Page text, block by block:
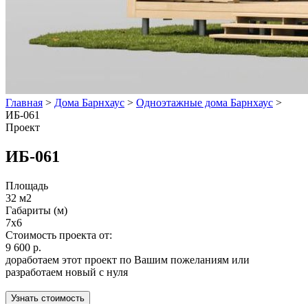
Главная > Дома Барнхаус > Одноэтажные дома Барнхаус >
ИБ-061
Проект
ИБ-061
Площадь
32 м2
Габариты (м)
7x6
Стоимость проекта от:
9 600 р.
доработаем этот проект по Вашим пожеланиям или
разработаем новый с нуля
Узнать стоимость